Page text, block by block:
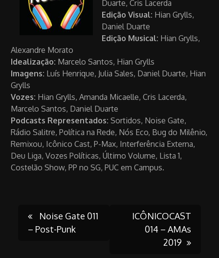
Duarte, Cris Lacerda
Edição Visual: Hian Grylls,
Daniel Duarte
Edição Musical: Hian Grylls,
Alexandre Morato
Idealização: Marcelo Santos, Hian Grylls
Imagens: Luís Henrique, Julia Sales, Daniel Duarte, Hian
Grylls
Vozes: Hian Grylls, Amanda Micaelle, Cris Lacerda,
Marcelo Santos, Daniel Duarte
Podcasts Representados: Sortidos, Noise Gate,
Rádio Salitre, Política na Rede, Nós Eco, Bug do Milênio,
Remixou, Icônico Cast, P-Max, Interferência Externa,
Deu Liga, Vozes Políticas, Último Volume, Lista 1,
Costelão Show, PP no SG, PUC em Campus.
Post
Noise Gate 011
– Post-Punk
ICÔNICOCAST
014 – AMAs
2019